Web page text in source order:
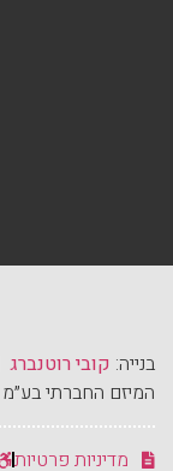
בנייה: קובי רוטנברג
המיזם החברתי בע״מ
מדיניות פרטיות